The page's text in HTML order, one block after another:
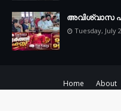
അവിശ്വാസ
Tuesday, July
Home About